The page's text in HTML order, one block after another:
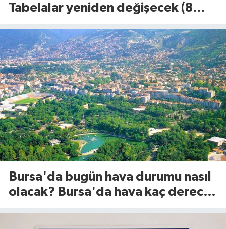
Tabelalar yeniden değişecek (8
Bursa'da bugün hava durumu nasıl
olacak? Bursa'da hava kaç derece?